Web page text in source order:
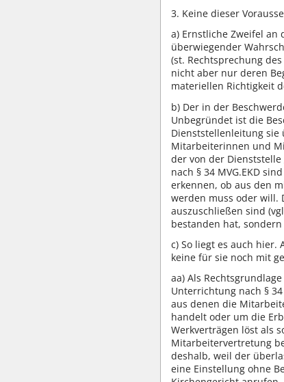
3. Keine dieser
a) Ernstliche Zweifel
überwiegender
(st. Rechtsprechung
nicht aber nur deren
materiellen Richtigkeit
b) Der in der
Unbegründet ist die
Dienststellenleitung
Mitarbeiterinnen und
der von der
nach § 34 MVG.EKD
erkennen, ob aus den
werden muss oder will.
auszuschließen sind
bestanden hat,
c) So liegt es auch
keine für sie noch mit
aa) Als
Unterrichtung nach §
aus denen die
handelt oder um die
Werkverträgen löst als
Mitarbeitervertretung
deshalb, weil der
eine Einstellung ohne